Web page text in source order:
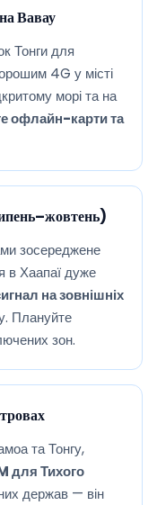
Вавау
Тонги для
4G у місті
морі та на
офлайн-карти та
зосереджене
в Хаапаї дуже
на зовнішніх
Плануйте
зон.
та Тонгу,
для Тихого
держав — він